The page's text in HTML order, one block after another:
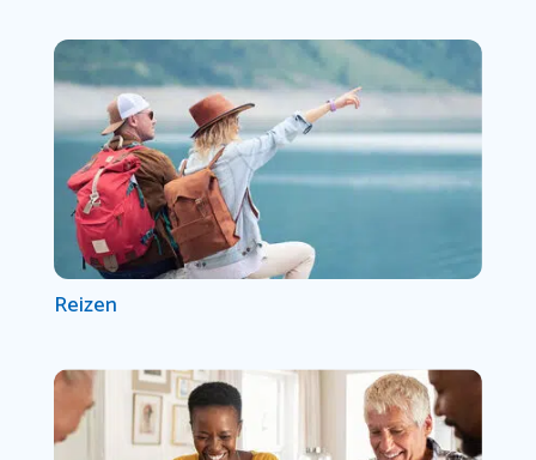
Reizen